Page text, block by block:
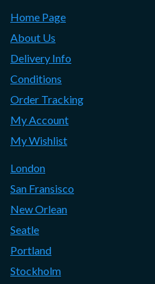
Home Page
About Us
Delivery Info
Conditions
Order Tracking
My Account
My Wishlist
London
San Fransisco
New Orlean
Seatle
Portland
Stockholm